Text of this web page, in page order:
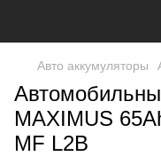
Авто аккумуляторы
MAXIMUS
MF L2B